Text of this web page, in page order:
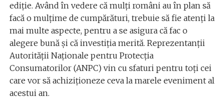
ediție. Având în vedere că mulți români au în plan să
facă o mulțime de cumpărături, trebuie să fie atenți la
mai multe aspecte, pentru a se asigura că fac o
alegere bună și că investiția merită. Reprezentanții
Autorităţii Naţionale pentru Protecţia
Consumatorilor (ANPC) vin cu sfaturi pentru toți cei
care vor să achiziționeze ceva la marele eveniment al
acestui an.